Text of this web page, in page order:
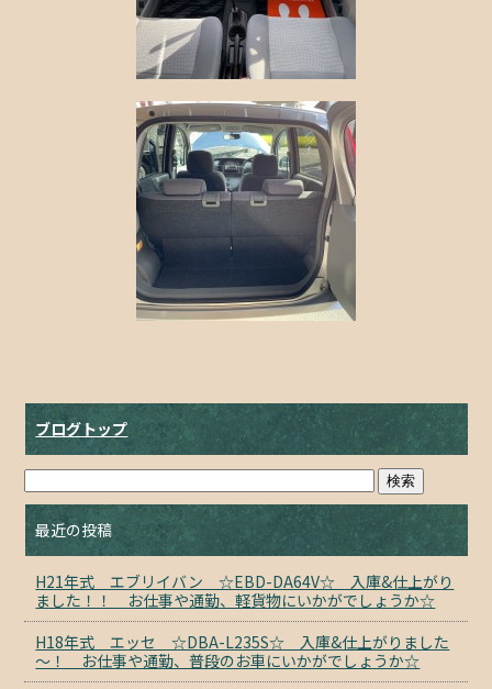
ブログトップ
最近の投稿
H21年式 エブリイバン ☆EBD-DA64V☆ 入庫&仕上がり
ました！！ お仕事や通勤、軽貨物にいかがでしょうか☆
H18年式 エッセ ☆DBA-L235S☆ 入庫&仕上がりました
～！ お仕事や通勤、普段のお車にいかがでしょうか☆